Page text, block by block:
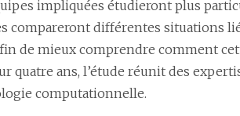
impliquées étudieront plus
compareront différentes situations
de mieux comprendre comment
quatre ans, l’étude réunit des
computationnelle.